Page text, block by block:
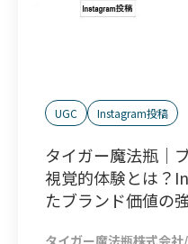
UGC Instagram投稿
タイガー魔法瓶｜
視覚的体験とは？
たブランド価値の
タイガー魔法瓶株式会